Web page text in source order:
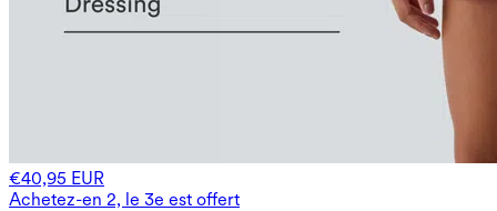
€40,95 EUR
Achetez-en 2, le 3e est offert